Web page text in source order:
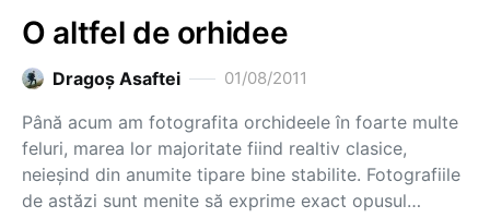
O altfel de orhidee
Dragoş Asaftei 01/08/2011
Până acum am fotografita orchideele în foarte multe
feluri, marea lor majoritate fiind realtiv clasice,
neieșind din anumite tipare bine stabilite. Fotografiile
de astăzi sunt menite să exprime exact opusul…